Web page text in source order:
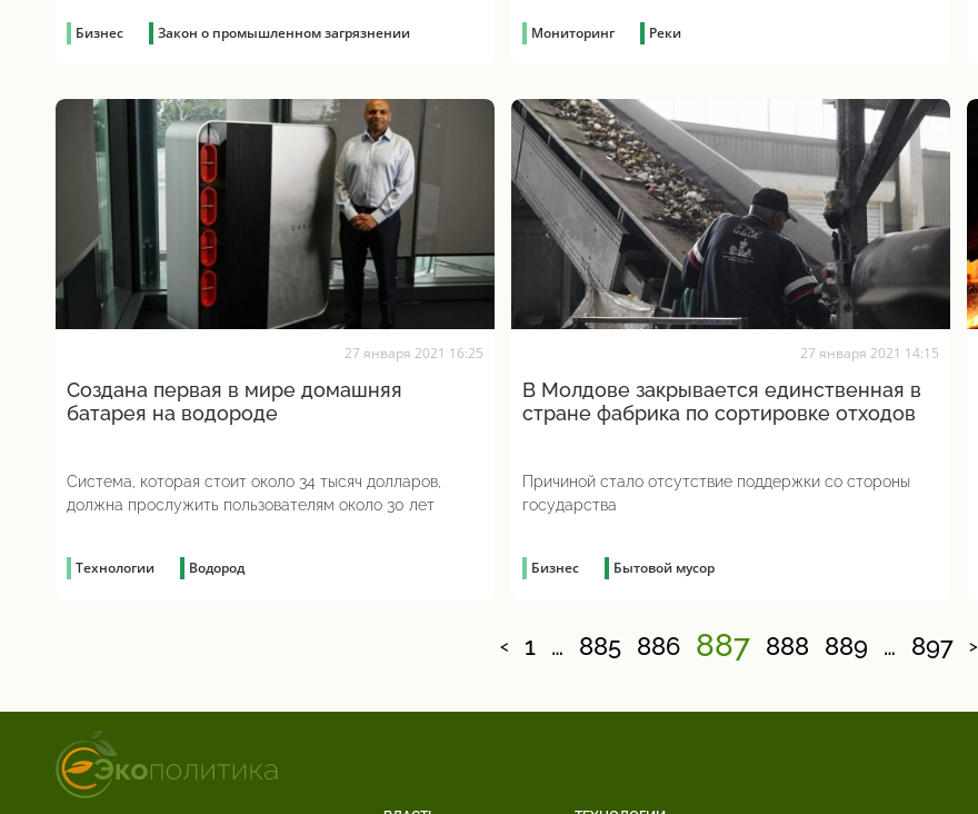
Бизнес Закон о промышленном загрязнении Мониторинг Реки
27 января 2021 16:25
Создана первая в мире домашняя
батарея на водороде
Система, которая стоит около 34 тысяч долларов,
должна прослужить пользователям около 30 лет
Технологии Водород
27 января 2021 14:15
В Молдове закрывается единственная в
стране фабрика по сортировке отходов
Причиной стало отсутствие поддержки со стороны
государства
Бизнес Бытовой мусор
< 1 … 885 886 887 888 889 … 897 >